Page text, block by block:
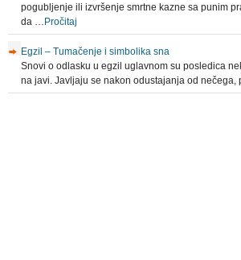
pogubljenje ili izvršenje smrtne kazne sa punim
da … Pročitaj
Egzil – Tumačenje i simbolika sna
Snovi o odlasku u egzil uglavnom su posledica
na javi. Javljaju se nakon odustajanja od